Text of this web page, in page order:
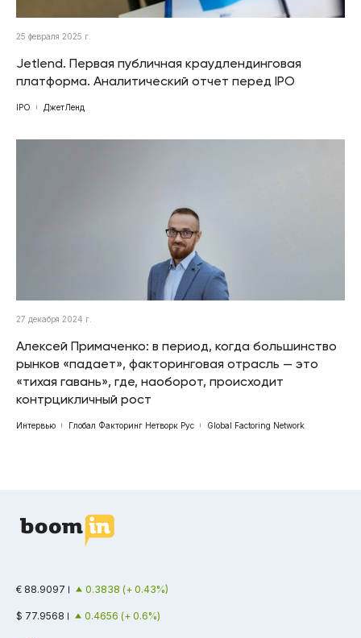
25 февраля 2025 г.
Jetlend. Первая публичная краудлендинговая
платформа. Аналитический отчет перед IPO
IPO ДжетЛенд
27 декабря 2024 г.
Алексей Примаченко: в период, когда большинство
рынков «падает», факторинговая отрасль — это
«тихая гавань», где, наоборот, происходит
контрцикличный рост
Интервью Глобал Факторинг Нетворк Рус Global Factoring Network
€ 88.9097 0.3838 (+ 0.43%)
$ 77.9568 0.4656 (+ 0.6%)